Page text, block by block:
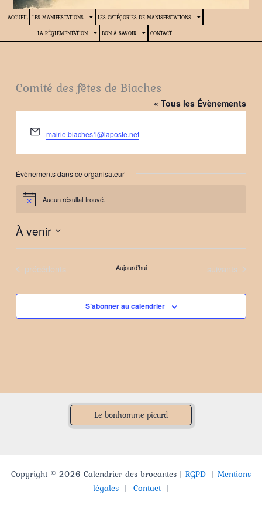
ACCUEIL LES MANIFESTATIONS LES CATÉGORIES DE MANISFESTATIONS
LA RÉGLEMENTATION BON À SAVOIR CONTACT
Comité des fêtes de Biaches
« Tous les Évènements
Email
mairie.biaches1@laposte.net
Évènements dans ce organisateur
Notice Aucun résultat trouvé.
À venir
Sélectionnez
date.Évènements
précédents Aujourd’hui Évènements
suivants
S’abonner au calendrier
Le bonhomme picard
Copyright © 2026 Calendrier des brocantes | RGPD | Mentions
légales| Contact|